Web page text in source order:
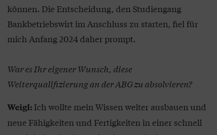
können. Die Entscheidung, den Studiengang
Bankbetriebswirt im Anschluss zu starten, fiel für
mich Anfang 2024 daher prompt.
War es Ihr eigener Wunsch, diese
Weiterqualifizierung an der ABG zu absolvieren?
Weigl:Ich wollte mein Wissen weiter ausbauen und
neue Fähigkeiten und Fertigkeiten in einer schnell